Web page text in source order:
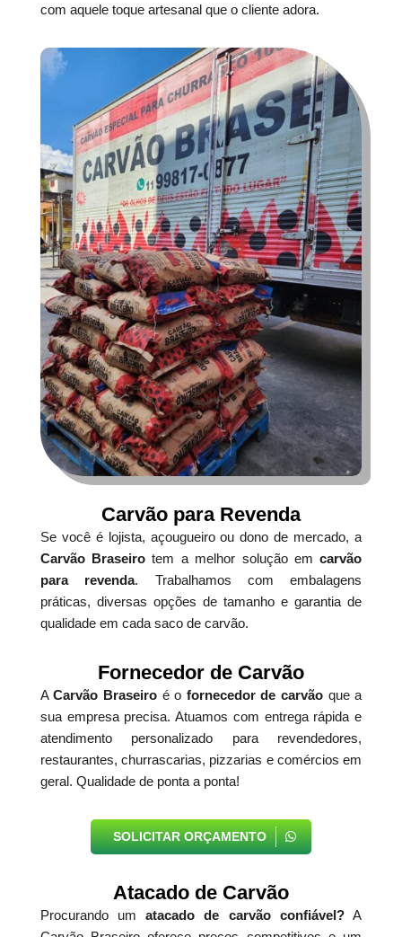
com aquele toque artesanal que o cliente adora.
Carvão para Revenda
Se você é lojista, açougueiro ou dono de mercado, a
Carvão Braseiro tem a melhor solução emcarvão
para revenda. Trabalhamos com embalagens
práticas, diversas opções de tamanho e garantia de
qualidade em cada saco de carvão.
Fornecedor de Carvão
ACarvão Braseiro é o fornecedor de carvão que a
sua empresa precisa. Atuamos com entrega rápida e
atendimento personalizado para revendedores,
restaurantes, churrascarias, pizzarias e comércios em
geral. Qualidade de ponta a ponta!
SOLICITAR ORÇAMENTO
Atacado de Carvão
Procurando umatacado de carvão confiável?A